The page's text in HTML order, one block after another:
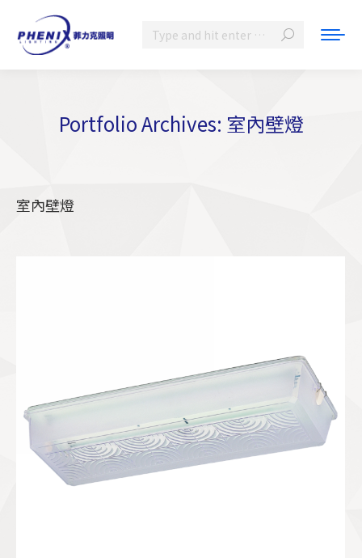
Search:
Portfolio Archives: 室內壁燈
室內壁燈